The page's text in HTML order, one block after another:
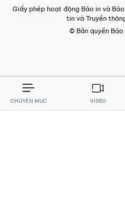
Giấy phép hoạt động Báo in và
tin và Truyền
© Bản quyền Báo
CHUYÊN MỤC VIDEO